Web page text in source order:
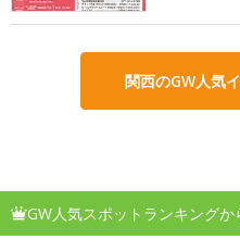
関西のGW人気
GW人気スポットランキングか